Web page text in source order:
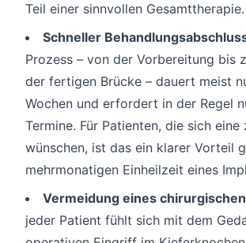
Teil einer sinnvollen Gesamttherapie.
Schneller
Prozess – von der Vorbereitung bis
der fertigen Brücke – dauert meist
Wochen und erfordert in der Regel
Termine. Für Patienten, die sich eine
wünschen, ist das ein klarer Vorteil
mehrmonatigen Einheilzeit eines
Vermeidung eines
jeder Patient fühlt sich mit dem